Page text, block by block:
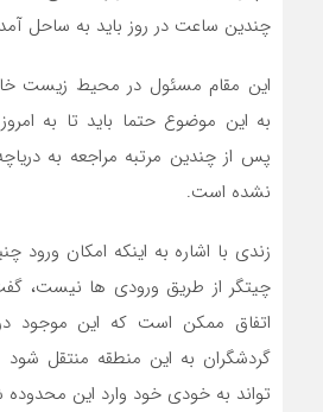
چندین ساعت در روز باید به ساحل
این مقام مسئول در محیط زیست
به این موضوع حتما باید تا به
پس از چندین مرتبه مراجعه به
نشده است.
زندی با اشاره به اینکه امکان ورود
چیتگر از طریق ورودی ها نیست،
اتفاق ممکن است که این موجود
گردشگران به این منطقه منتقل
تواند به خودی خود وارد این محدوده